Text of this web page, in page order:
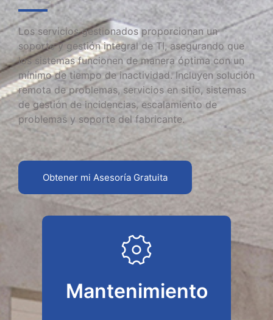
Los servicios gestionados proporcionan un
soporte y gestión integral de TI, asegurando que
los sistemas funcionen de manera óptima con un
mínimo de tiempo de inactividad. Incluyen solución
remota de problemas, servicios en sitio, sistemas
de gestión de incidencias, escalamiento de
problemas y soporte del fabricante.
Obtener mi Asesoría Gratuita
Mantenimiento